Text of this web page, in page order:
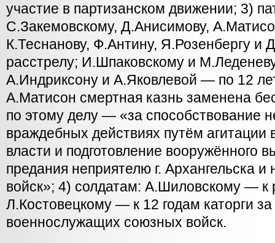
участие в партизанском движении; 3)
С.Закемовскому, Д.Анисимову,
К.Теснанову, Ф.Антину, Я.Розенбергу и
расстрелу; И.Шпаковскому и
А.Индриксону и А.Яковлевой — по 12
А.Матисон смертная казнь заменена
по этому делу — «за способствование
враждебных действиях путём агитации
власти и подготовление вооружённого
предания неприятелю г. Архангельска
войск»; 4) солдатам: А.Шиловскому — к
Л.Костовецкому — к 12 годам каторги
военнослужащих союзных войск.